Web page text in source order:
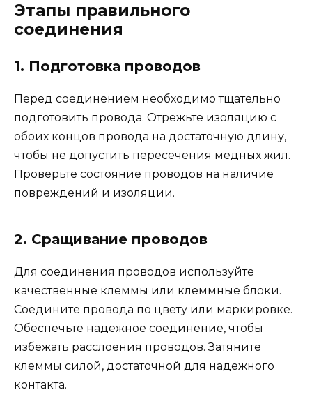
Этапы правильного
соединения
1. Подготовка проводов
Перед соединением необходимо тщательно
подготовить провода. Отрежьте изоляцию с
обоих концов провода на достаточную длину,
чтобы не допустить пересечения медных жил.
Проверьте состояние проводов на наличие
повреждений и изоляции.
2. Сращивание проводов
Для соединения проводов используйте
качественные клеммы или клеммные блоки.
Соедините провода по цвету или маркировке.
Обеспечьте надежное соединение, чтобы
избежать расслоения проводов. Затяните
клеммы силой, достаточной для надежного
контакта.